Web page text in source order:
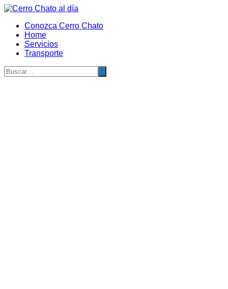
Saltar
contenidoConozca Cerro Chato
Home
Servicios
Transporte